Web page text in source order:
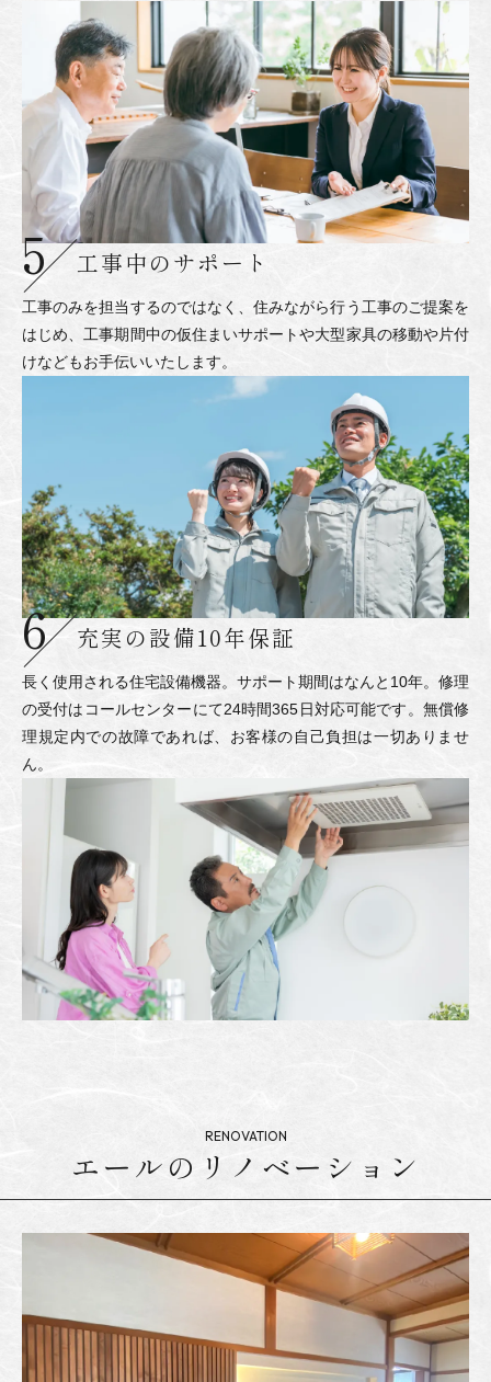
工事中のサポート
工事のみを担当するのではなく、住みながら行う工事のご提案を
はじめ、工事期間中の仮住まいサポートや大型家具の移動や片付
けなどもお手伝いいたします。
充実の設備10年保証
長く使用される住宅設備機器。サポート期間はなんと10年。修理
の受付はコールセンターにて24時間365日対応可能です。無償修
理規定内での故障であれば、お客様の自己負担は一切ありませ
ん。
エールのリノベーション